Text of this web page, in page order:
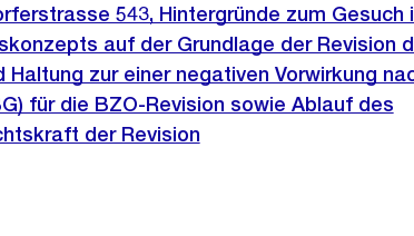
543, Hintergründe zum Gesuch
auf der Grundlage der Revision
Haltung zur einer negativen Vorwirkung
für die BZO-Revision sowie Ablauf des
der Revision